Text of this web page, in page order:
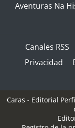
Aventuras Na
Canales RSS
Privacidad
Caras - Editorial